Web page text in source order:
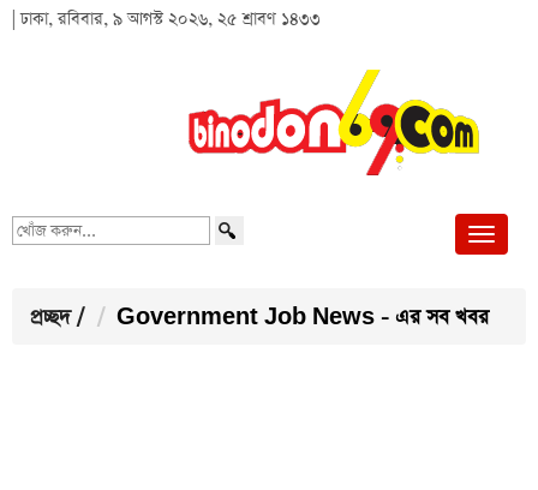
| ঢাকা, রবিবার, ৯ আগস্ট ২০২৬, ২৫ শ্রাবণ ১৪৩৩
খোঁজ
প্রচ্ছদ / Government Job News - এর সব খবর